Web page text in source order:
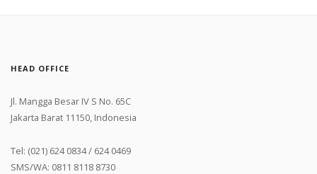
HEAD OFFICE
Jl. Mangga Besar IV S No. 65C
Jakarta Barat 11150, Indonesia
Tel: (021) 624 0834 / 624 0469
SMS/WA: 0811 8118 8730